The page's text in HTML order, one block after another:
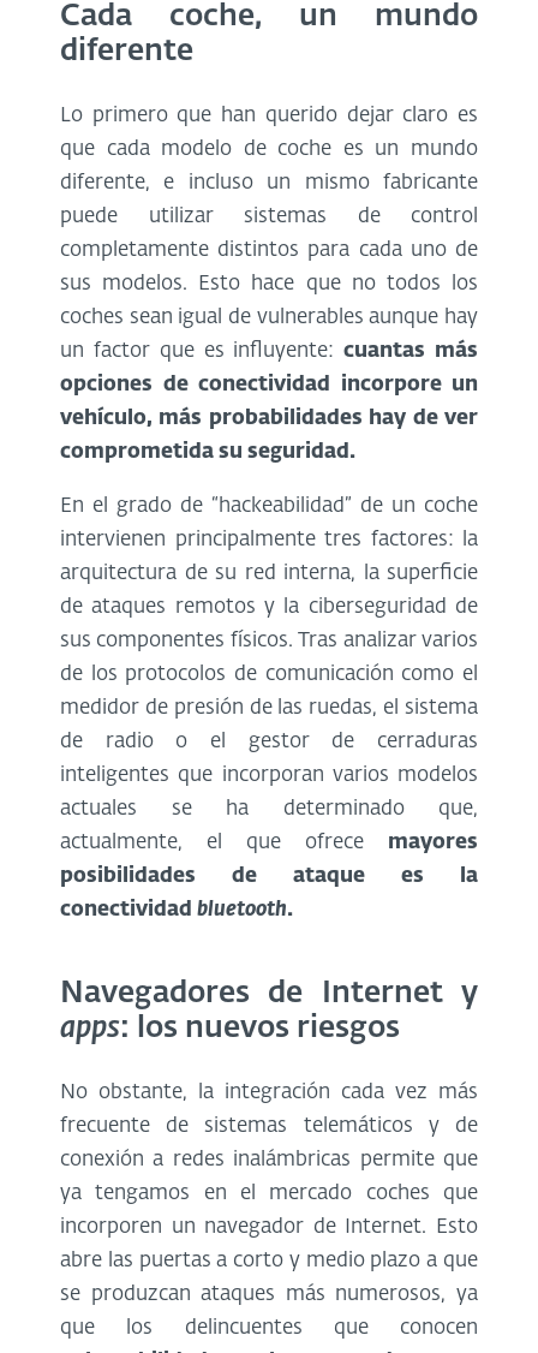
Cada coche, un mundo
diferente
Lo primero que han querido dejar claro es
que cada modelo de coche es un mundo
diferente, e incluso un mismo fabricante
puede utilizar sistemas de control
completamente distintos para cada uno de
sus modelos. Esto hace que no todos los
coches sean igual de vulnerables aunque hay
un factor que es influyente:cuantas más
opciones de conectividad incorpore un
vehículo, más probabilidades hay de ver
comprometida su seguridad.
En el grado de “hackeabilidad” de un coche
intervienen principalmente tres factores: la
arquitectura de su red interna, la superficie
de ataques remotos y la ciberseguridad de
sus componentes físicos. Tras analizar varios
de los protocolos de comunicación como el
medidor de presión de las ruedas, el sistema
de radio o el gestor de cerraduras
inteligentes que incorporan varios modelos
actuales se ha determinado que,
actualmente, el que ofrece mayores
posibilidades de ataque es la
conectividad bluetooth.
Navegadores de Internet y
apps: los nuevos riesgos
No obstante, la integración cada vez más
frecuente de sistemas telemáticos y de
conexión a redes inalámbricas permite que
ya tengamos en el mercado coches que
incorporen un navegador de Internet. Esto
abre las puertas a corto y medio plazo a que
se produzcan ataques más numerosos, ya
que los delincuentes que conocen